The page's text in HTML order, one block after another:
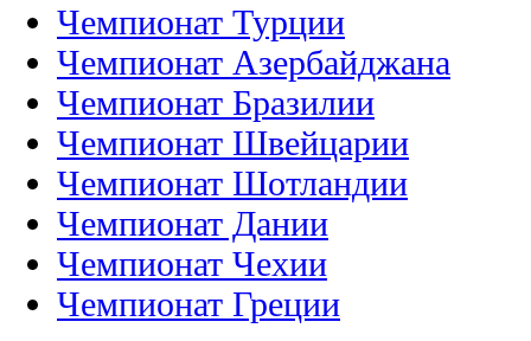
Чемпионат Турции
Чемпионат Азербайджана
Чемпионат Бразилии
Чемпионат Швейцарии
Чемпионат Шотландии
Чемпионат Дании
Чемпионат Чехии
Чемпионат Греции